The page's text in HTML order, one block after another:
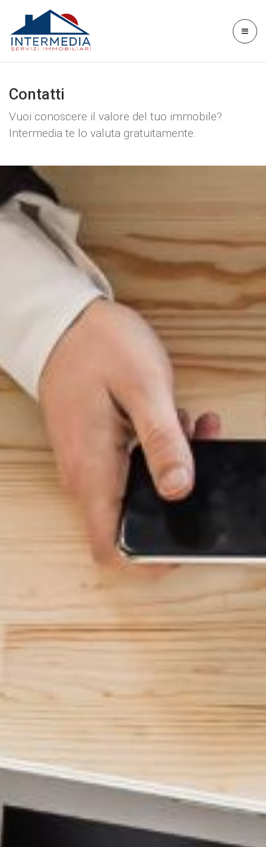
Contatti
Vuoi conoscere il valore del tuo immobile?
Intermedia te lo valuta gratuitamente.